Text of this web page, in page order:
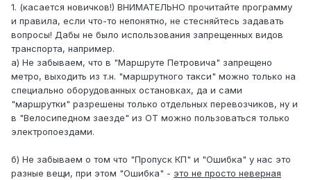
1. (касается новичков!) ВНИМАТЕЛЬНО прочитайте программу
и правила, если что-то непонятно, не стесняйтесь задавать
вопросы! Дабы не было использования запрещенных видов
транспорта, например.
а) Не забываем, что в "Маршруте Петровича" запрещено
метро, выходить из т.н. "маршрутного такси" можно только на
специально оборудованных остановках, да и сами
"маршрутки" разрешены только отдельных перевозчиков, ну и
в "Велосипедном заезде" из ОТ можно пользоваться только
электропоездами.
б) Не забываем о том что "Пропуск КП" и "Ошибка" у нас это
разные вещи, при этом "Ошибка" - это не просто неверная